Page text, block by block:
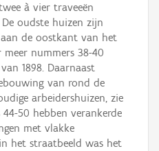
à vier traveeën
oudste huizen zijn
aan de oostkant van het
nummers 38-40
1898. Daarnaast
van rond de
arbeidershuizen, zie
44-50 hebben verankerde
met vlakke
het straatbeeld was het